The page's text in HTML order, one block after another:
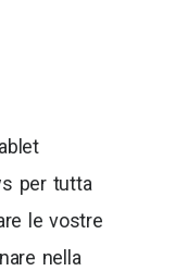
per tutta
le vostre
nella